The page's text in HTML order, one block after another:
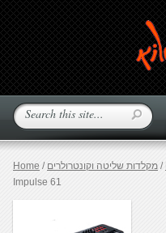
Home / מקלדות שליטה וקונטרולרים /
Impulse 61